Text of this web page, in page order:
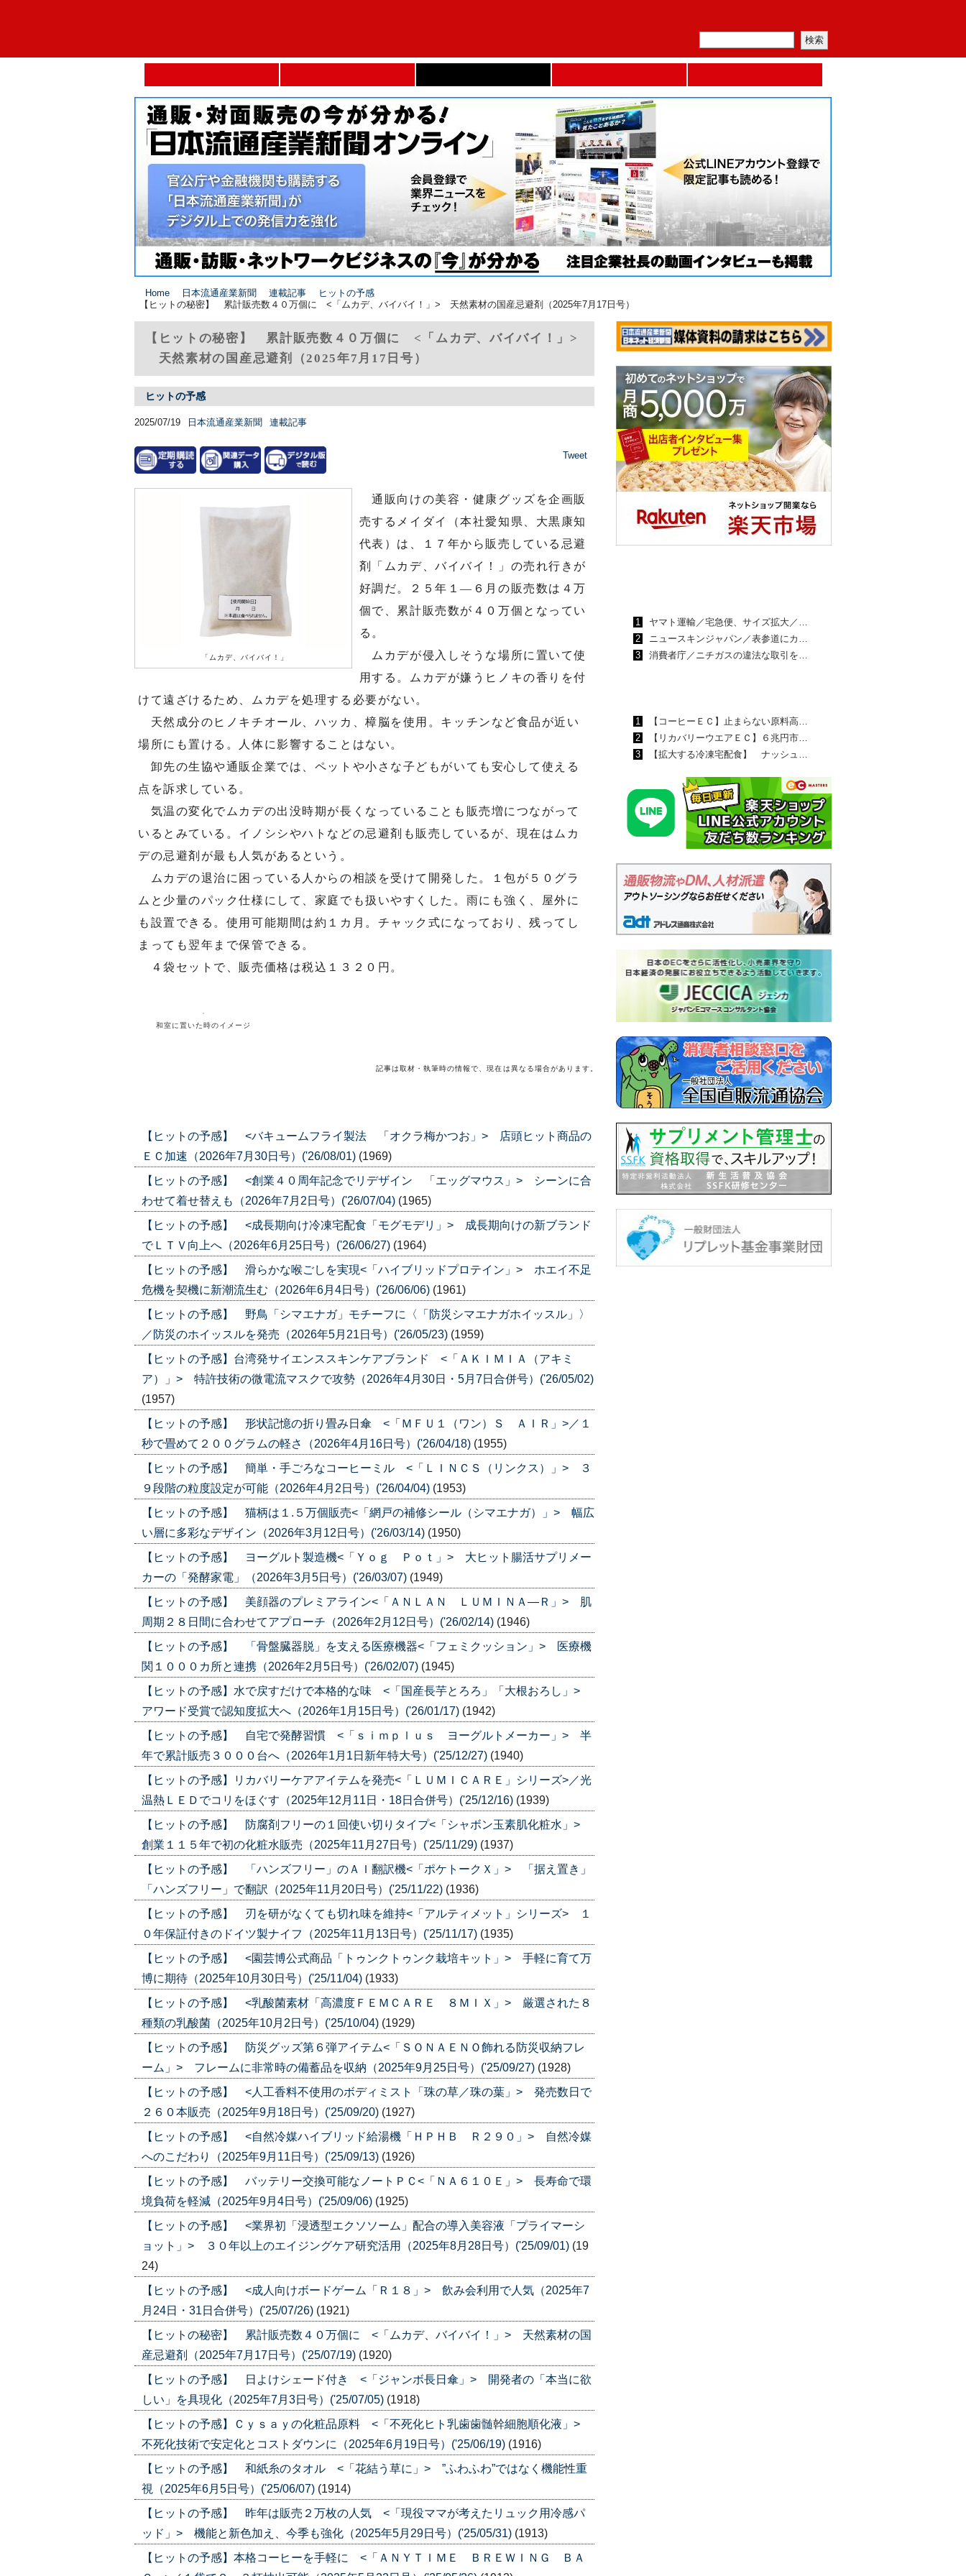
Home 日本流通産業新聞 連載記事
ヒットの予感
【ヒットの秘密】 累計販売数４０万個に <「ムカデ、バイバイ！」> 天然素材の国産忌避剤（2025年7月17日号）
【ヒットの秘密】 累計販売数４０万個に <「ムカデ、バイバイ！」>
天然素材の国産忌避剤（2025年7月17日号）
ヒットの予感
2025/07/19 日本流通産業新聞 連載記事
Tweet
「ムカデ、バイバイ！」
通販向けの美容・健康グッズを企画販
売するメイダイ（本社愛知県、大黒康知
代表）は、１７年から販売している忌避
剤「ムカデ、バイバイ！」の売れ行きが
好調だ。２５年１―６月の販売数は４万
個で、累計販売数が４０万個となってい
る。
ムカデが侵入しそうな場所に置いて使
用する。ムカデが嫌うヒノキの香りを付
けて遠ざけるため、ムカデを処理する必要がない。
天然成分のヒノキチオール、ハッカ、樟脳を使用。キッチンなど食品が近い
場所にも置ける。人体に影響することはない。
卸先の生協や通販企業では、ペットや小さな子どもがいても安心して使える
点を訴求している。
気温の変化でムカデの出没時期が長くなっていることも販売増につながって
いるとみている。イノシシやハトなどの忌避剤も販売しているが、現在はムカ
デの忌避剤が最も人気があるという。
ムカデの退治に困っている人からの相談を受けて開発した。１包が５０グラ
ムと少量のパック仕様にして、家庭でも扱いやすくした。雨にも強く、屋外に
も設置できる。使用可能期間は約１カ月。チャック式になっており、残ってし
まっても翌年まで保管できる。
４袋セットで、販売価格は税込１３２０円。
和室に置いた時のイメージ
記事は取材・執筆時の情報で、現在は異なる場合があります。
【ヒットの予感】 <バキュームフライ製法 「オクラ梅かつお」> 店頭ヒット商品の
ＥＣ加速（2026年7月30日号）('26/08/01) (1969)
【ヒットの予感】 <創業４０周年記念でリデザイン 「エッグマウス」> シーンに合
わせて着せ替えも（2026年7月2日号）('26/07/04) (1965)
【ヒットの予感】 <成長期向け冷凍宅配食「モグモデリ」> 成長期向けの新ブランド
でＬＴＶ向上へ（2026年6月25日号）('26/06/27) (1964)
【ヒットの予感】 滑らかな喉ごしを実現<「ハイブリッドプロテイン」> ホエイ不足
危機を契機に新潮流生む（2026年6月4日号）('26/06/06) (1961)
【ヒットの予感】 野鳥「シマエナガ」モチーフに〈「防災シマエナガホイッスル」〉
／防災のホイッスルを発売（2026年5月21日号）('26/05/23) (1959)
【ヒットの予感】台湾発サイエンススキンケアブランド <「ＡＫＩＭＩＡ（アキミ
ア）」> 特許技術の微電流マスクで攻勢（2026年4月30日・5月7日合併号）('26/05/02)
(1957)
【ヒットの予感】 形状記憶の折り畳み日傘 <「ＭＦＵ１（ワン）Ｓ ＡＩＲ」>／１
秒で畳めて２００グラムの軽さ（2026年4月16日号）('26/04/18) (1955)
【ヒットの予感】 簡単・手ごろなコーヒーミル <「ＬＩＮＣＳ（リンクス）」> ３
９段階の粒度設定が可能（2026年4月2日号）('26/04/04) (1953)
【ヒットの予感】 猫柄は１.５万個販売<「網戸の補修シール（シマエナガ）」> 幅広
い層に多彩なデザイン（2026年3月12日号）('26/03/14) (1950)
【ヒットの予感】 ヨーグルト製造機<「Ｙｏｇ Ｐｏｔ」> 大ヒット腸活サプリメー
カーの「発酵家電」（2026年3月5日号）('26/03/07) (1949)
【ヒットの予感】 美顔器のプレミアライン<「ＡＮＬＡＮ ＬＵＭＩＮＡ―Ｒ」> 肌
周期２８日間に合わせてアプローチ（2026年2月12日号）('26/02/14) (1946)
【ヒットの予感】 「骨盤臓器脱」を支える医療機器<「フェミクッション」> 医療機
関１０００カ所と連携（2026年2月5日号）('26/02/07) (1945)
【ヒットの予感】水で戻すだけで本格的な味 <「国産長芋とろろ」「大根おろし」>
アワード受賞で認知度拡大へ（2026年1月15日号）('26/01/17) (1942)
【ヒットの予感】 自宅で発酵習慣 <「ｓｉｍｐｌｕｓ ヨーグルトメーカー」> 半
年で累計販売３０００台へ（2026年1月1日新年特大号）('25/12/27) (1940)
【ヒットの予感】リカバリーケアアイテムを発売<「ＬＵＭＩＣＡＲＥ」シリーズ>／光
温熱ＬＥＤでコリをほぐす（2025年12月11日・18日合併号）('25/12/16) (1939)
【ヒットの予感】 防腐剤フリーの１回使い切りタイプ<「シャボン玉素肌化粧水」>
創業１１５年で初の化粧水販売（2025年11月27日号）('25/11/29) (1937)
【ヒットの予感】 「ハンズフリー」のＡＩ翻訳機<「ポケトークＸ」> 「据え置き」
「ハンズフリー」で翻訳（2025年11月20日号）('25/11/22) (1936)
【ヒットの予感】 刃を研がなくても切れ味を維持<「アルティメット」シリーズ> １
０年保証付きのドイツ製ナイフ（2025年11月13日号）('25/11/17) (1935)
【ヒットの予感】 <園芸博公式商品「トゥンクトゥンク栽培キット」> 手軽に育て万
博に期待（2025年10月30日号）('25/11/04) (1933)
【ヒットの予感】 <乳酸菌素材「高濃度ＦＥＭＣＡＲＥ ８ＭＩＸ」> 厳選された８
種類の乳酸菌（2025年10月2日号）('25/10/04) (1929)
【ヒットの予感】 防災グッズ第６弾アイテム<「ＳＯＮＡＥＮＯ飾れる防災収納フレ
ーム」> フレームに非常時の備蓄品を収納（2025年9月25日号）('25/09/27) (1928)
【ヒットの予感】 <人工香料不使用のボディミスト「珠の草／珠の葉」> 発売数日で
２６０本販売（2025年9月18日号）('25/09/20) (1927)
【ヒットの予感】 <自然冷媒ハイブリッド給湯機「ＨＰＨＢ Ｒ２９０」> 自然冷媒
へのこだわり（2025年9月11日号）('25/09/13) (1926)
【ヒットの予感】 バッテリー交換可能なノートＰＣ<「ＮＡ６１０Ｅ」> 長寿命で環
境負荷を軽減（2025年9月4日号）('25/09/06) (1925)
【ヒットの予感】 <業界初「浸透型エクソソーム」配合の導入美容液「プライマーシ
ョット」> ３０年以上のエイジングケア研究活用（2025年8月28日号）('25/09/01) (19
24)
【ヒットの予感】 <成人向けボードゲーム「Ｒ１８」> 飲み会利用で人気（2025年7
月24日・31日合併号）('25/07/26) (1921)
【ヒットの秘密】 累計販売数４０万個に <「ムカデ、バイバイ！」> 天然素材の国
産忌避剤（2025年7月17日号）('25/07/19) (1920)
【ヒットの予感】 日よけシェード付き <「ジャンボ長日傘」> 開発者の「本当に欲
しい」を具現化（2025年7月3日号）('25/07/05) (1918)
【ヒットの予感】Ｃｙｓａｙの化粧品原料 <「不死化ヒト乳歯歯髄幹細胞順化液」>
不死化技術で安定化とコストダウンに（2025年6月19日号）('25/06/19) (1916)
【ヒットの予感】 和紙糸のタオル <「花結う草に」> ”ふわふわ”ではなく機能性重
視（2025年6月5日号）('25/06/07) (1914)
【ヒットの予感】 昨年は販売２万枚の人気 <「現役ママが考えたリュック用冷感パ
ッド」> 機能と新色加え、今季も強化（2025年5月29日号）('25/05/31) (1913)
【ヒットの予感】本格コーヒーを手軽に <「ＡＮＹＴＩＭＥ ＢＲＥＷＩＮＧ ＢＡ
1
ヤマト運輸／宅急便、サイズ拡大／…
2
ニュースキンジャパン／表参道にカ…
3
消費者庁／ニチガスの違法な取引を…
1
【コーヒーＥＣ】止まらない原料高…
2
【リカバリーウエアＥＣ】６兆円市…
3
【拡大する冷凍宅配食】 ナッシュ…